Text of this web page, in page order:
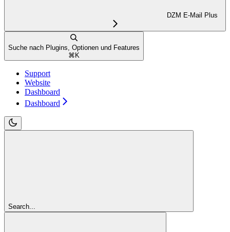
DZM E-Mail Plus
Suche nach Plugins, Optionen und Features
⌘ K
Support
Website
Dashboard
Dashboard
Search...